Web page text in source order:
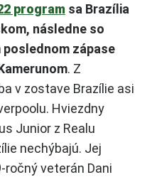
program sa Brazília
následne so
poslednom zápase
. Z
v zostave Brazílie asi
Hviezdny
Junior z Realu
nechýbajú. Jej
veterán Dani